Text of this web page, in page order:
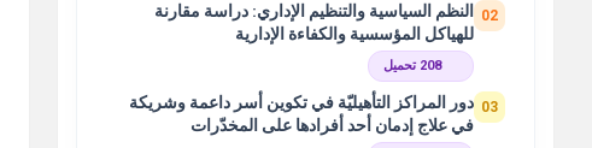
02
النظم السياسية والتنظيم الإداري: دراسة مقارنة
للهياكل المؤسسية والكفاءة الإدارية
208 تحميل
03 دور المراكز التأهيليّة في تكوين أسر داعمة وشريكة
في علاج إدمان أحد أفرادها على المخدّرات